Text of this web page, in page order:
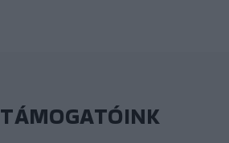
TÁMOGATÓINK